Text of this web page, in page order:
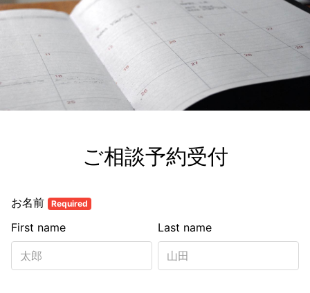
ご相談予約受付
お名前 Required
Last name
First name